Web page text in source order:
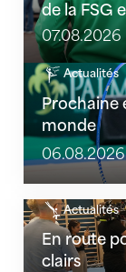
de la FSG
07.08.2026
Actualités
Prochaine
monde
Prochaine
06.08.2026
Actualités
En route
clairs
En route